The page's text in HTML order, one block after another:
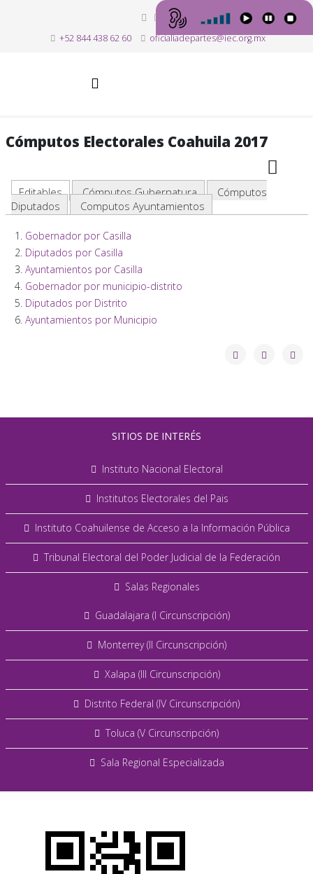
+52 844 438 62 60 oficialiadepartes@iec.org.mx
Cómputos Electorales Coahuila 2017
Editables Cómputos Gubernatura
Cómputos
Diputados
Computos Ayuntamientos
Gobernador por Casilla
Diputados por Casilla
Ayuntamientos por Casilla
Gobernador por municipio-distrito
Diputados por Distrito
Ayuntamientos por Municipio
SITIOS DE INTERÉS
Instituto Nacional Electoral
Institutos Electorales del Pais
Instituto Coahuilense de Acceso a la Información Pública
Tribunal Electoral del Poder Judicial de la Federación
Salas Regionales
Guadalajara (I Circunscripción)
Monterrey (II Circunscripción)
Xalapa (III Circunscripción)
Distrito Federal (IV Circunscripción)
Toluca (V Circunscripción)
Sala Regional Especializada